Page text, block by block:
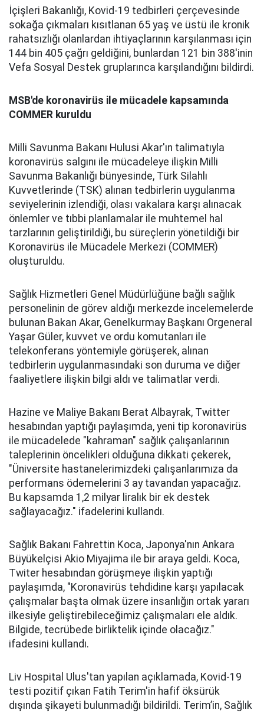
İçişleri Bakanlığı, Kovid-19 tedbirleri çerçevesinde
sokağa çıkmaları kısıtlanan 65 yaş ve üstü ile kronik
rahatsızlığı olanlardan ihtiyaçlarının karşılanması için
144 bin 405 çağrı geldiğini, bunlardan 121 bin 388'inin
Vefa Sosyal Destek gruplarınca karşılandığını bildirdi.
MSB'de koronavirüs ile mücadele kapsamında
COMMER kuruldu
Milli Savunma Bakanı Hulusi Akar'ın talimatıyla
koronavirüs salgını ile mücadeleye ilişkin Milli
Savunma Bakanlığı bünyesinde, Türk Silahlı
Kuvvetlerinde (TSK) alınan tedbirlerin uygulanma
seviyelerinin izlendiği, olası vakalara karşı alınacak
önlemler ve tıbbi planlamalar ile muhtemel hal
tarzlarının geliştirildiği, bu süreçlerin yönetildiği bir
Koronavirüs ile Mücadele Merkezi (COMMER)
oluşturuldu.
Sağlık Hizmetleri Genel Müdürlüğüne bağlı sağlık
personelinin de görev aldığı merkezde incelemelerde
bulunan Bakan Akar, Genelkurmay Başkanı Orgeneral
Yaşar Güler, kuvvet ve ordu komutanları ile
telekonferans yöntemiyle görüşerek, alınan
tedbirlerin uygulanmasındaki son duruma ve diğer
faaliyetlere ilişkin bilgi aldı ve talimatlar verdi.
Hazine ve Maliye Bakanı Berat Albayrak, Twitter
hesabından yaptığı paylaşımda, yeni tip koronavirüs
ile mücadelede "kahraman" sağlık çalışanlarının
taleplerinin öncelikleri olduğuna dikkati çekerek,
"Üniversite hastanelerimizdeki çalışanlarımıza da
performans ödemelerini 3 ay tavandan yapacağız.
Bu kapsamda 1,2 milyar liralık bir ek destek
sağlayacağız." ifadelerini kullandı.
Sağlık Bakanı Fahrettin Koca, Japonya'nın Ankara
Büyükelçisi Akio Miyajima ile bir araya geldi. Koca,
Twiter hesabından görüşmeye ilişkin yaptığı
paylaşımda, "Koronavirüs tehdidine karşı yapılacak
çalışmalar başta olmak üzere insanlığın ortak yararı
ilkesiyle geliştirebileceğimiz çalışmaları ele aldık.
Bilgide, tecrübede birliktelik içinde olacağız."
ifadesini kullandı.
Liv Hospital Ulus'tan yapılan açıklamada, Kovid-19
testi pozitif çıkan Fatih Terim'in hafif öksürük
dışında şikayeti bulunmadığı bildirildi. Terim’in, Sağlık